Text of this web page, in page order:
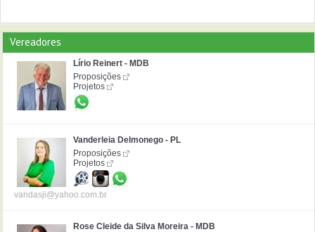
Vereadores
Lírio Reinert - MDB
Proposições
Projetos
Vanderleia Delmonego - PL
Proposições
Projetos
vandasji@yahoo.com.br
Rose Cleide da Silva Moreira - MDB